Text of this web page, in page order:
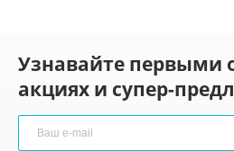
Узнавайте первыми
акциях и супер-